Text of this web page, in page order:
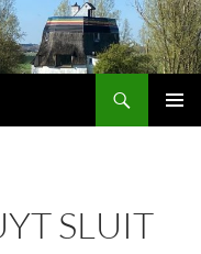
SLUIT